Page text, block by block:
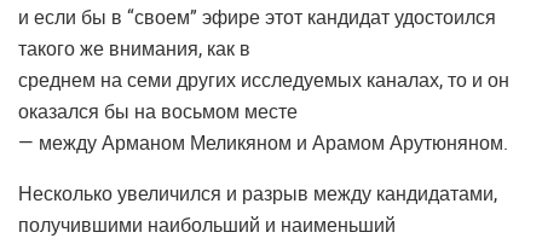
и если бы в “своем” эфире этот кандидат удостоился
такого же внимания, как в
среднем на семи других исследуемых каналах, то и он
оказался бы на восьмом месте
— между Арманом Меликяном и Арамом Арутюняном.
Несколько увеличился и разрыв между кандидатами,
получившими наибольший и наименьший